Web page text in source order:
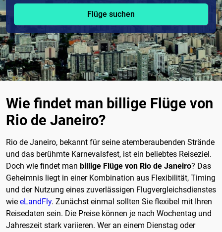
Flüge suchen
Wie findet man billige Flüge von
Rio de Janeiro?
Rio de Janeiro, bekannt für seine atemberaubenden Strände
und das berühmte Karnevalsfest, ist ein beliebtes Reiseziel.
Doch wie findet man billige Flüge von Rio de Janeiro? Das
Geheimnis liegt in einer Kombination aus Flexibilität, Timing
und der Nutzung eines zuverlässigen Flugvergleichsdienstes
wie eLandFly. Zunächst einmal sollten Sie flexibel mit Ihren
Reisedaten sein. Die Preise können je nach Wochentag und
Jahreszeit stark variieren. Wer an einem Dienstag oder